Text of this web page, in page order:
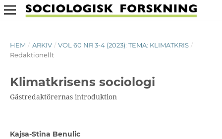
HEM / ARKIV / VOL 60 NR 3-4 (2023): TEMA: KLIMATKRIS /
Redaktionellt
Klimatkrisens sociologi
Gästredaktörernas introduktion
Kajsa-Stina Benulic